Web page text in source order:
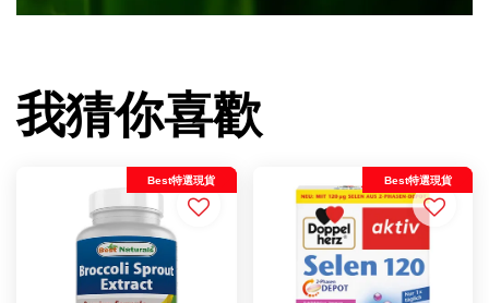
我猜你喜歡
Best特選現貨 Best特選現貨